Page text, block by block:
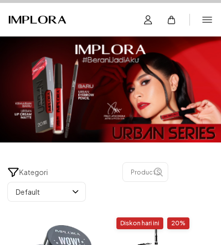
Kategori
Diskon hari ini 20%